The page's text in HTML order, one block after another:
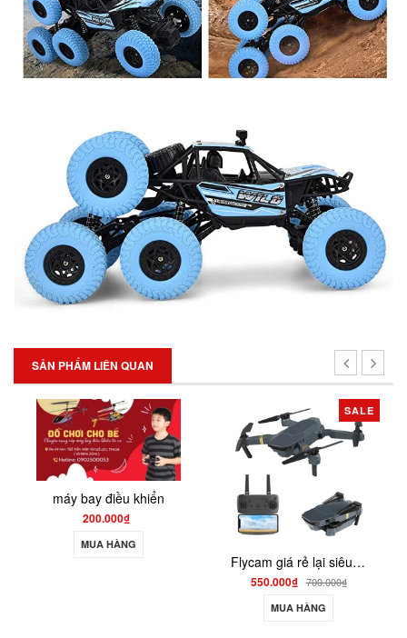
SẢN PHẨM LIÊN QUAN
máy bay điều khiển
200.000₫
MUA HÀNG
SALE
Flycam giá rẻ lại siêu bền , drone quay phim giữ độ cao go home S158
550.000₫ 700.000₫
MUA HÀNG